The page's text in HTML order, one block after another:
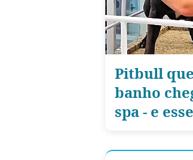
Pitbull
banho
spa - e